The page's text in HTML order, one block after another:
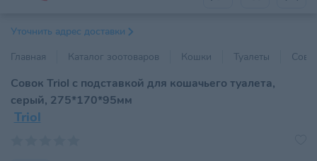
Уточнить адрес доставки
Главная
Каталог зоотоваров Кошки Туалеты
Cовок Triol с подставкой для кошачьего туалета,
серый, 275*170*95мм
Triol